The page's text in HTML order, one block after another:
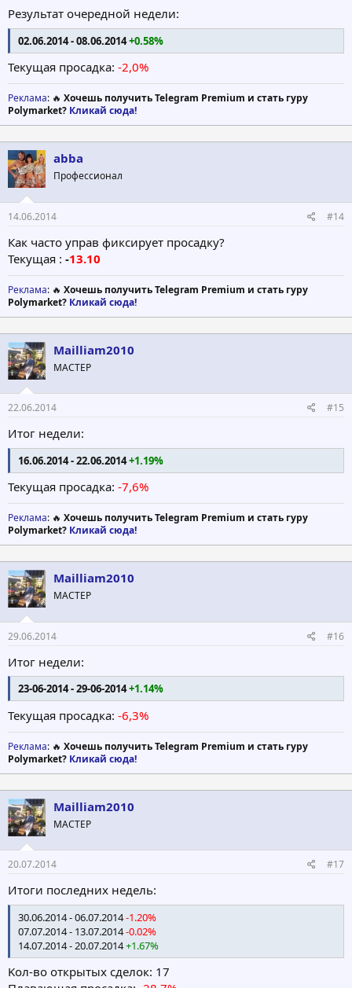
Результат очередной недели:
02.06.2014 - 08.06.2014+0.58%
Текущая просадка: -2,0%
Реклама: 🔥 Хочешь получить Telegram Premium и стать гуру
Polymarket? Кликай сюда!
abba
Профессионал
14.06.2014 #14
Как часто управ фиксирует просадку?
Текущая : -13.10
Реклама: 🔥 Хочешь получить Telegram Premium и стать гуру
Polymarket? Кликай сюда!
Mailliam2010
МАСТЕР
22.06.2014 #15
Итог недели:
16.06.2014 - 22.06.2014+1.19%
Текущая просадка: -7,6%
Реклама: 🔥 Хочешь получить Telegram Premium и стать гуру
Polymarket? Кликай сюда!
Mailliam2010
МАСТЕР
29.06.2014 #16
Итог недели:
23-06-2014 - 29-06-2014+1.14%
Текущая просадка: -6,3%
Реклама: 🔥 Хочешь получить Telegram Premium и стать гуру
Polymarket? Кликай сюда!
Mailliam2010
МАСТЕР
20.07.2014 #17
Итоги последних недель:
30.06.2014 - 06.07.2014-1.20%
07.07.2014 - 13.07.2014-0.02%
14.07.2014 - 20.07.2014+1.67%
Koл-вo открытых сделок: 17